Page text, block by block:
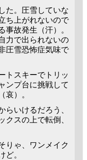
た。圧雪していな
ち上がれないので
事故発生（汗）。
力で出られないの
圧雪恐怖症気味で
トスキーでトリッ
ンプ台に挑戦して
哀）。
らいけるだろう、
クスの上で転倒、
りゃ、ワンメイク
ど。